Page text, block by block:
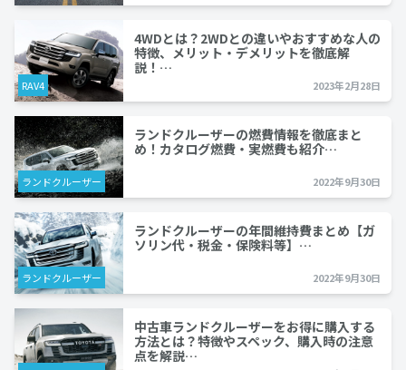
RAV4
4WDとは？2WDとの違いやおすすめな人の
特徴、メリット・デメリットを徹底解
説！…
2023年2月28日
ランドクルーザー
ランドクルーザーの燃費情報を徹底まと
め！カタログ燃費・実燃費も紹介…
2022年9月30日
ランドクルーザー
ランドクルーザーの年間維持費まとめ【ガ
ソリン代・税金・保険料等】…
2022年9月30日
中古車ランドクルーザーをお得に購入する
方法とは？特徴やスペック、購入時の注意
点を解説…